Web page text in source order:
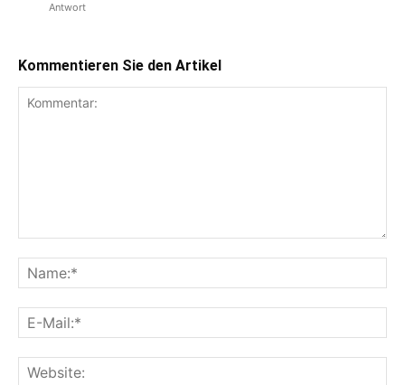
Antwort
Kommentieren Sie den Artikel